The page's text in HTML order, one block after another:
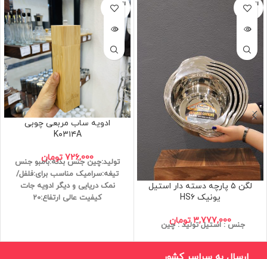
اتمام مو
جودی
لگن ۵ پارچه دسته دار استیل
یونیک HS۶
3,777,000 تومان جنس : استیل تولید : چین
اتمام مو
جودی
ادویه ساب مربعی چوبی
K۰۳۱۴A
726,000 تومان تولید:چین جنس بدنه:بامبو جنس
تیغه:سرامیک مناسب برای:فلفل/
نمک دریایی و دیگر ادویه جات
کیفیت عالی ارتفاع:20